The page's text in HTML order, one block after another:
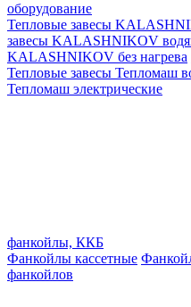
оборудование
Тепловые завесы
завесы KALASHNIKOV
KALASHNIKOV без нагрева
Тепловые завесы Тепломаш
Тепломаш электрические
фанкойлы, ККБ
Фанкойлы кассетные
фанкойлов